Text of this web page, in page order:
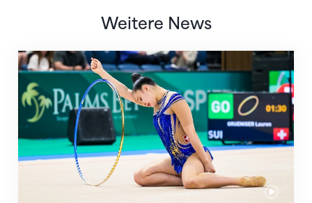
Weitere News
Nächster Halt: Weltmeisterschaft